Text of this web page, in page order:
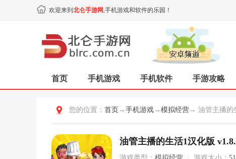
欢迎来到 北仑手游网,手机游戏和软件的乐园！
首页 手机游戏 手机软件 手游攻略
您的位置： 首页 → 手机游戏 → 模拟经营 → 油管主播的
油管主播的生活1汉化版